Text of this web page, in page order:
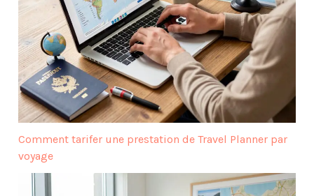
Comment tarifer une prestation de Travel Planner par
voyage